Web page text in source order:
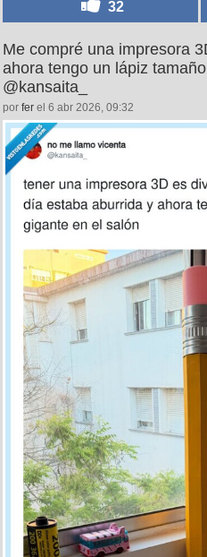
32
Me compré una impresora
ahora tengo un lápiz
@kansaita_
por fer el 6 abr 2026, 09:32